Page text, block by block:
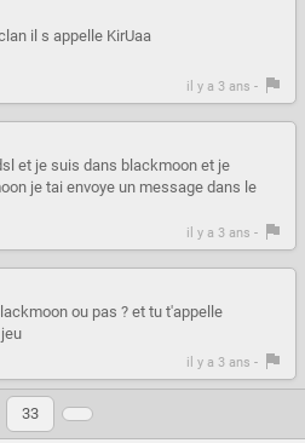
il s appelle KirUaa
il y a 3 ans -
et je suis dans blackmoon et je
je tai envoye un message dans le
il y a 3 ans -
ou pas ? et tu t'appelle
il y a 3 ans -
33